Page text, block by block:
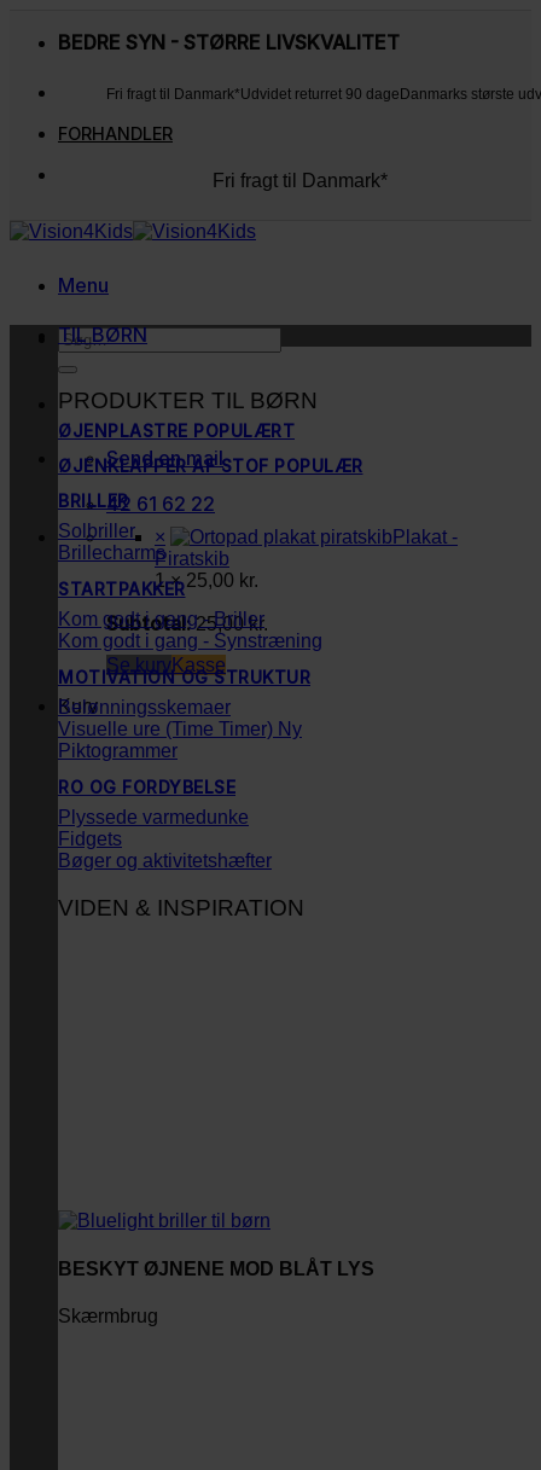
BEDRE SYN - STØRRE LIVSKVALITET
Fri fragt til Danmark*Udvidet returret 90 dage Danmarks største
FORHANDLER
Fri fragt til Danmark*
Menu
Søg
efter:
Send en mail
42 61 62 22
×
Plakat -
Piratskib
1 ×25,00 kr.
Subtotal: 25,00kr.
Se kurvKasse
Kurv
TIL BØRN
PRODUKTER TIL BØRN
ØJENPLASTRE
ØJENKLAPPER AF STOF
BRILLER
Solbriller
Brillecharms
STARTPAKKER
Kom godt i gang - Briller
Kom godt i gang - Synstræning
MOTIVATION OG STRUKTUR
Belønningsskemaer
Visuelle ure (Time Timer)
Piktogrammer
RO OG FORDYBELSE
Plyssede varmedunke
Fidgets
Bøger og aktivitetshæfter
VIDEN & INSPIRATION
BESKYT ØJNENE MOD BLÅT LYS
Skærmbrug